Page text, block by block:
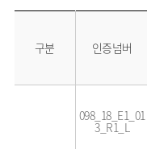
구분 인증넘버
098_18_E1_01
3_R1_L